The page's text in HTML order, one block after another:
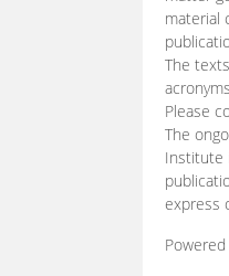
material
The
Please
The
Institute
express